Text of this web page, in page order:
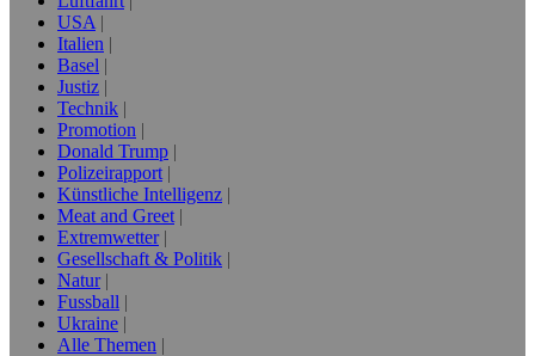
USA
Italien
Basel
Justiz
Technik
Promotion
Donald Trump
Polizeirapport
Künstliche Intelligenz
Meat and Greet
Extremwetter
Gesellschaft & Politik
Natur
Fussball
Ukraine
Alle Themen